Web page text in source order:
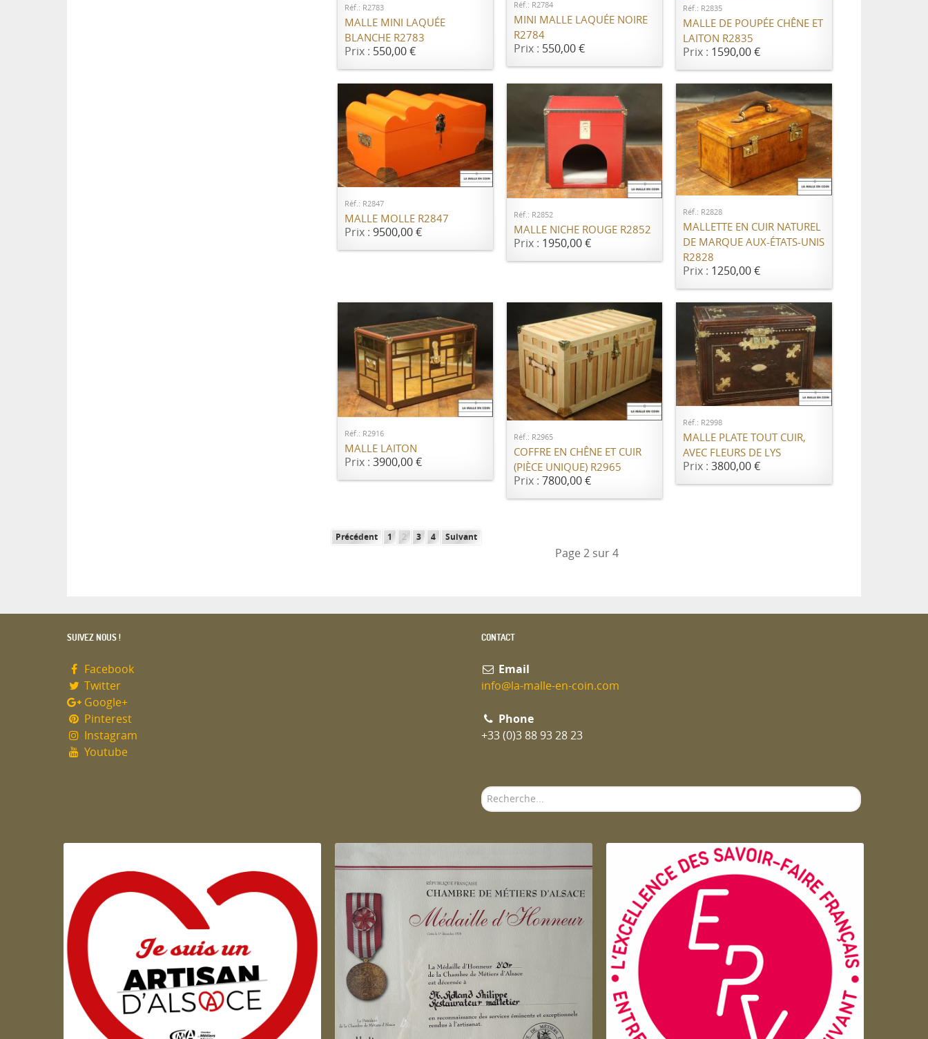
Réf.: R2783
MALLE MINI LAQUÉE
BLANCHE R2783
Prix : 550,00 €
Réf.: R2784
MINI MALLE LAQUÉE NOIRE
R2784
Prix : 550,00 €
Réf.: R2835
MALLE DE POUPÉE CHÊNE ET
LAITON R2835
Prix : 1590,00 €
AJOUTER AU PANIER
Réf.: R2847
MALLE MOLLE R2847
Prix : 9500,00 €
AJOUTER AU PANIER
Réf.: R2852
MALLE NICHE ROUGE R2852
Prix : 1950,00 €
AJOUTER AU PANIER
Réf.: R2828
MALLETTE EN CUIR NATUREL
DE MARQUE AUX-ÉTATS-UNIS
R2828
Prix : 1250,00 €
AJOUTER AU PANIER
Réf.: R2916
MALLE LAITON
Prix : 3900,00 €
AJOUTER AU PANIER
Réf.: R2965
COFFRE EN CHÊNE ET CUIR
(PIÈCE UNIQUE) R2965
Prix : 7800,00 €
AJOUTER AU PANIER
Réf.: R2998
MALLE PLATE TOUT CUIR,
AVEC FLEURS DE LYS
Prix :3800,00 €
Précédent 1 2 3 4 Suivant
Page 2 sur 4
SUIVEZ NOUS !
Facebook
Twitter
Google+
Pinterest
Instagram
Youtube
CONTACT
Email
info@la-malle-en-coin.com
Phone
+33 (0)3 88 93 28 23
Rechercher